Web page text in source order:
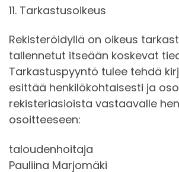
11. Tarkastusoikeus
Rekisteröidyllä on oikeus
tallennetut itseään koskevat
Tarkastuspyyntö tulee tehdä
esittää henkilökohtaisesti ja
rekisteriasioista vastaavalle
osoitteeseen:
taloudenhoitaja
Pauliina Marjomäki